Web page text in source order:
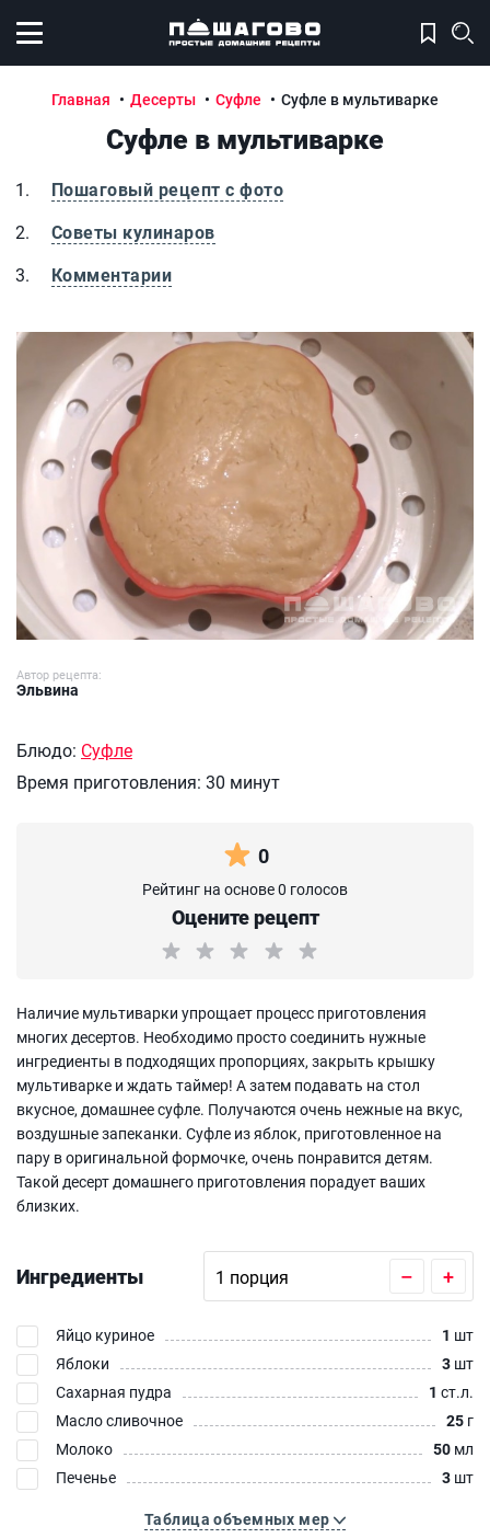
Открыть меню
Главная Десерты Суфле Суфле в мультиварке
Суфле в мультиварке
Пошаговый рецепт с фото
Советы кулинаров
Комментарии
Суфле в мультиварке
Автор рецепта:
Эльвина
Блюдо: Суфле
Время приготовления: 30 минут
0
Рейтинг на основе 0 голосов
Оцените рецепт
Наличие мультиварки упрощает процесс приготовления
многих десертов. Необходимо просто соединить нужные
ингредиенты в подходящих пропорциях, закрыть крышку
мультиварке и ждать таймер! А затем подавать на стол
вкусное, домашнее суфле. Получаются очень нежные на вкус,
воздушные запеканки. Суфле из яблок, приготовленное на
пару в оригинальной формочке, очень понравится детям.
Такой десерт домашнего приготовления порадует ваших
близких.
Ингредиенты – +
Яйцо куриное 1 шт
Яблоки
3 шт
Сахарная пудра
1 ст.л.
Масло сливочное
25 г
Молоко
50 мл
Печенье
3 шт
Таблица объемных мер